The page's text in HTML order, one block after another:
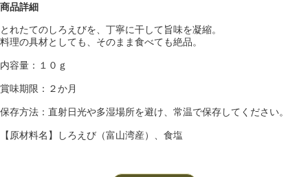
商品詳細
とれたてのしろえびを、丁寧に干して旨味を凝縮。
料理の具材としても、そのまま食べても絶品。
内容量：１０ｇ
賞味期限：２か月
保存方法：直射日光や多湿場所を避け、常温で保存してください。
【原材料名】しろえび（富山湾産）、食塩